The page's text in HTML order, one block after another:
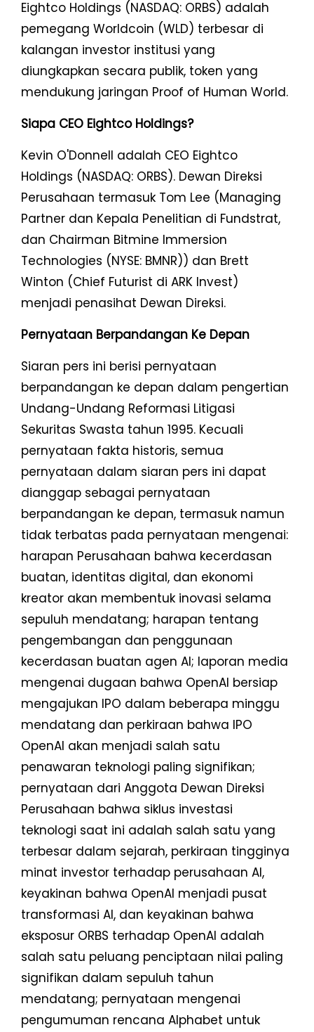
Eightco Holdings (NASDAQ: ORBS) adalah
pemegang Worldcoin (WLD) terbesar di
kalangan investor institusi yang
diungkapkan secara publik, token yang
mendukung jaringan Proof of Human World.
Siapa CEO Eightco Holdings?
Kevin O'Donnell adalah CEO Eightco
Holdings (NASDAQ: ORBS). Dewan Direksi
Perusahaan termasuk Tom Lee (Managing
Partner dan Kepala Penelitian di Fundstrat,
dan Chairman Bitmine Immersion
Technologies (NYSE: BMNR)) dan Brett
Winton (Chief Futurist di ARK Invest)
menjadi penasihat Dewan Direksi.
Pernyataan Berpandangan Ke Depan
Siaran pers ini berisi pernyataan
berpandangan ke depan dalam pengertian
Undang-Undang Reformasi Litigasi
Sekuritas Swasta tahun 1995. Kecuali
pernyataan fakta historis, semua
pernyataan dalam siaran pers ini dapat
dianggap sebagai pernyataan
berpandangan ke depan, termasuk namun
tidak terbatas pada pernyataan mengenai:
harapan Perusahaan bahwa kecerdasan
buatan, identitas digital, dan ekonomi
kreator akan membentuk inovasi selama
sepuluh mendatang; harapan tentang
pengembangan dan penggunaan
kecerdasan buatan agen AI; laporan media
mengenai dugaan bahwa OpenAI bersiap
mengajukan IPO dalam beberapa minggu
mendatang dan perkiraan bahwa IPO
OpenAI akan menjadi salah satu
penawaran teknologi paling signifikan;
pernyataan dari Anggota Dewan Direksi
Perusahaan bahwa siklus investasi
teknologi saat ini adalah salah satu yang
terbesar dalam sejarah, perkiraan tingginya
minat investor terhadap perusahaan AI,
keyakinan bahwa OpenAI menjadi pusat
transformasi AI, dan keyakinan bahwa
eksposur ORBS terhadap OpenAI adalah
salah satu peluang penciptaan nilai paling
signifikan dalam sepuluh tahun
mendatang; pernyataan mengenai
pengumuman rencana Alphabet untuk